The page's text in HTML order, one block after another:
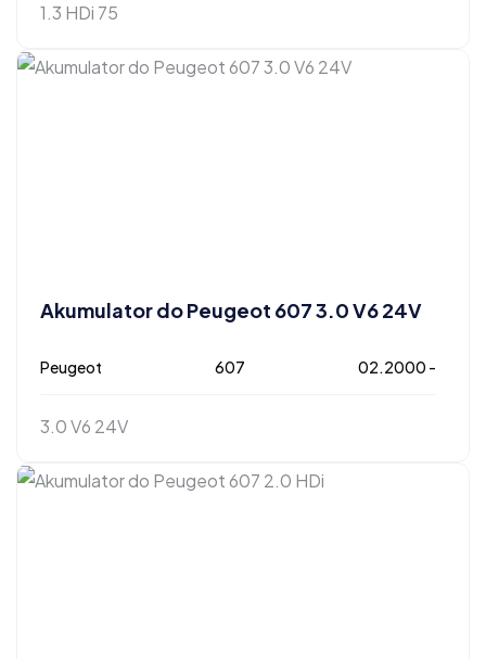
1.3 HDi 75
Akumulator do Peugeot 607 3.0 V6 24V
Peugeot 607 02.2000 -
3.0 V6 24V